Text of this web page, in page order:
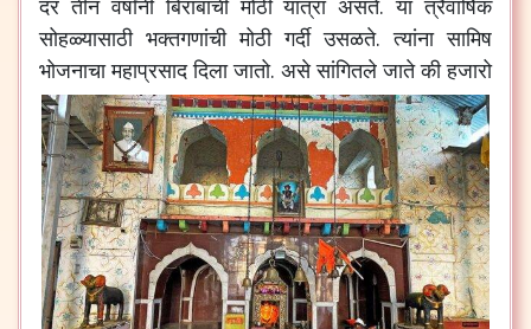
दर तीन वर्षांनी बिराबाची मोठी यात्रा असते.या त्रैवार्षिक
सोहळ्यासाठी भक्तगणांची मोठी गर्दी उसळते.त्यांना सामिष
भोजनाचा महाप्रसाद दिला जातो. असे सांगितले जाते की हजारो